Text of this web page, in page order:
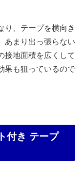
り、テープを横向き
あまり出っ張らない
接地面積を広くして
果も狙っているので
付き テープ